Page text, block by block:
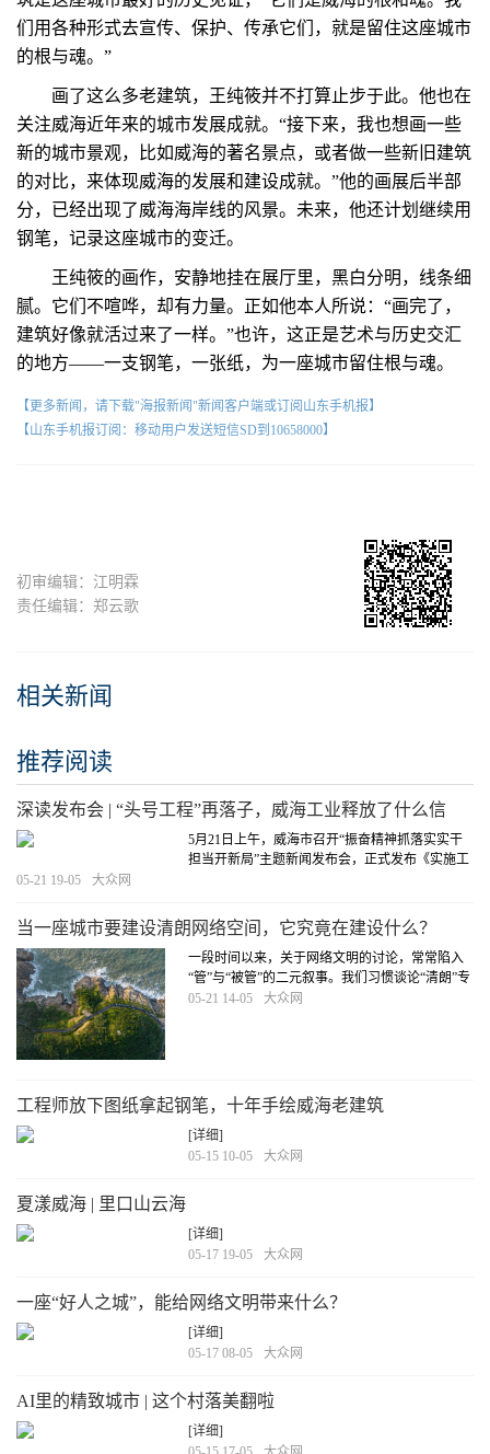
们用各种形式去宣传、保护、传承它们，就是留住这座城市
的根与魂。”
画了这么多老建筑，王纯筱并不打算止步于此。他也在
关注威海近年来的城市发展成就。“接下来，我也想画一些
新的城市景观，比如威海的著名景点，或者做一些新旧建筑
的对比，来体现威海的发展和建设成就。”他的画展后半部
分，已经出现了威海海岸线的风景。未来，他还计划继续用
钢笔，记录这座城市的变迁。
王纯筱的画作，安静地挂在展厅里，黑白分明，线条细
腻。它们不喧哗，却有力量。正如他本人所说：“画完了，
建筑好像就活过来了一样。”也许，这正是艺术与历史交汇
的地方——一支钢笔，一张纸，为一座城市留住根与魂。
【更多新闻，请下载"海报新闻"新闻客户端或订阅山东手机报】
【山东手机报订阅：移动用户发送短信SD到10658000】
初审编辑：江明霖
责任编辑：郑云歌
相关新闻
推荐阅读
深读发布会 | “头号工程”再落子，威海工业释放了什么信
号？
5月21日上午，威海市召开“振奋精神抓落实实干
担当开新局”主题新闻发布会，正式发布《实施工
清晰呈现在公众面前。[详细]
05-21 19-05 大众网
当一座城市要建设清朗网络空间，它究竟在建设什么？
一段时间以来，关于网络文明的讨论，常常陷入
“管”与“被管”的二元叙事。我们习惯谈论“清朗”专
项行动整治了多少问题，习惯强调制度约束的刚
05-21 14-05 大众网
工程师放下图纸拿起钢笔，十年手绘威海老建筑
[详细]
05-15 10-05
大众网
夏漾威海 | 里口山云海
[详细]
05-17 19-05
大众网
一座“好人之城”，能给网络文明带来什么？
[详细]
05-17 08-05
大众网
AI里的精致城市 | 这个村落美翻啦
[详细]